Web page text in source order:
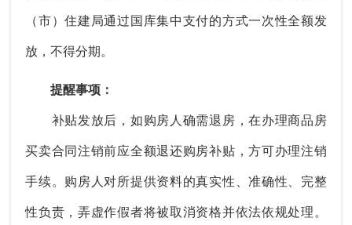
（市）住建局通过国库集中支付的方式一次性全额发
放，不得分期。
提醒事项：
补贴发放后，如购房人确需退房，在办理商品房
买卖合同注销前应全额退还购房补贴，方可办理注销
手续。购房人对所提供资料的真实性、准确性、完整
性负责，弄虚作假者将被取消资格并依法依规处理。